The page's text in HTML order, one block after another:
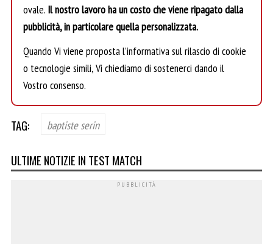
ovale. Il nostro lavoro ha un costo che viene ripagato dalla
pubblicità, in particolare quella personalizzata.
Quando Vi viene proposta l’informativa sul rilascio di cookie
o tecnologie simili, Vi chiediamo di sostenerci dando il
Vostro consenso.
TAG: baptiste serin
ULTIME NOTIZIE IN TEST MATCH